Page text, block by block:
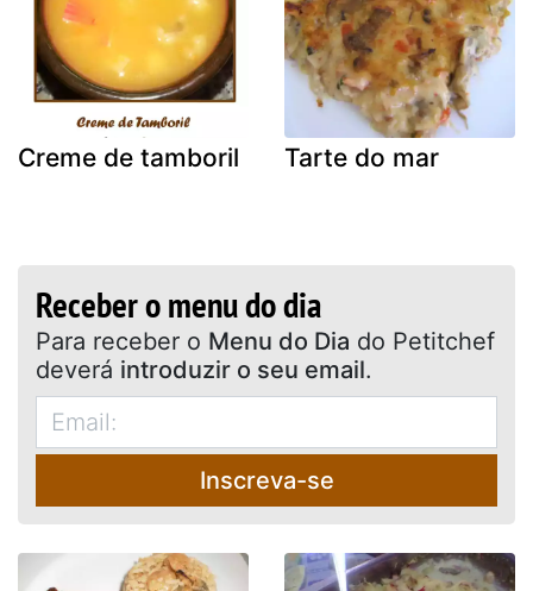
Creme de tamboril Tarte do mar
Receber o menu do dia
Para receber o Menu do Dia do Petitchef
deverá introduzir o seu email.
Inscreva-se